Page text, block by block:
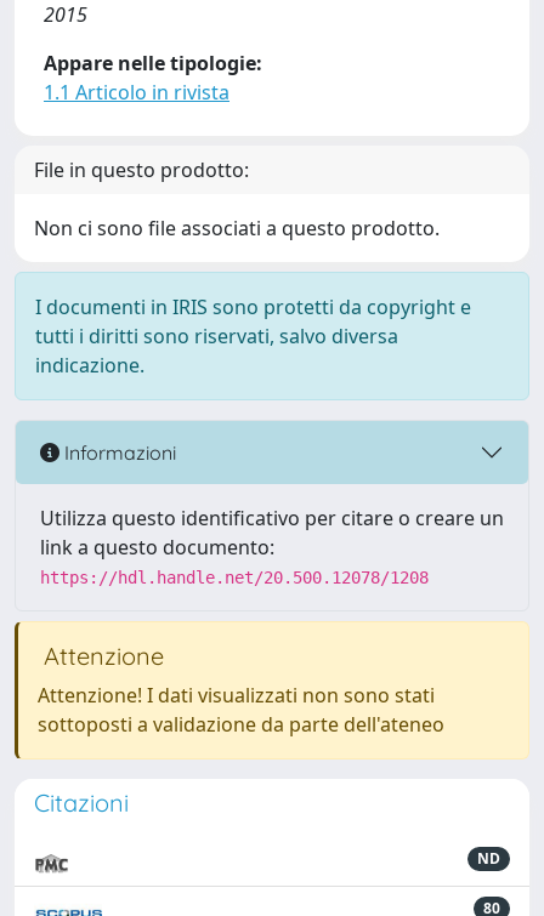
2015
Appare nelle tipologie:
1.1 Articolo in rivista
File in questo prodotto:
Non ci sono file associati a questo prodotto.
I documenti in IRIS sono protetti da copyright e
tutti i diritti sono riservati, salvo diversa
indicazione.
Informazioni
Utilizza questo identificativo per citare o creare un
link a questo documento:
https://hdl.handle.net/20.500.12078/1208
Attenzione
Attenzione! I dati visualizzati non sono stati
sottoposti a validazione da parte dell'ateneo
Citazioni
ND
80